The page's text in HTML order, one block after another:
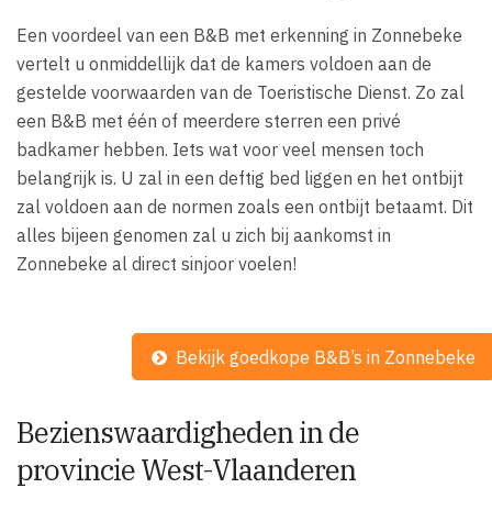
Een voordeel van een B&B met erkenning in Zonnebeke
vertelt u onmiddellijk dat de kamers voldoen aan de
gestelde voorwaarden van de Toeristische Dienst. Zo zal
een B&B met één of meerdere sterren een privé
badkamer hebben. Iets wat voor veel mensen toch
belangrijk is. U zal in een deftig bed liggen en het ontbijt
zal voldoen aan de normen zoals een ontbijt betaamt. Dit
alles bijeen genomen zal u zich bij aankomst in
Zonnebeke al direct sinjoor voelen!
Bekijk goedkope B&B’s in Zonnebeke
Bezienswaardigheden in de
provincie West-Vlaanderen